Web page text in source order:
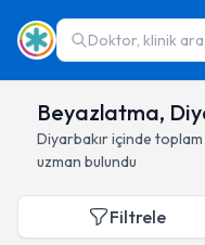
Doktor, klinik
Beyazlatma,
Diyarbakıriçinde toplam
uzman bulundu
Filtrele